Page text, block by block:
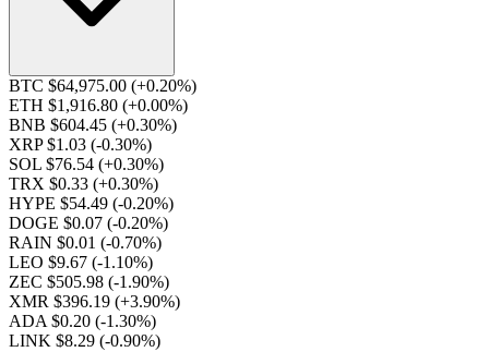
BTC $64,975.00 (+0.20%)
ETH $1,916.80 (+0.00%)
BNB $604.45 (+0.30%)
XRP $1.03 (-0.30%)
SOL $76.54 (+0.30%)
TRX $0.33 (+0.30%)
HYPE $54.49 (-0.20%)
DOGE $0.07 (-0.20%)
RAIN $0.01 (-0.70%)
LEO $9.67 (-1.10%)
ZEC $505.98 (-1.90%)
XMR $396.19 (+3.90%)
ADA $0.20 (-1.30%)
LINK $8.29 (-0.90%)